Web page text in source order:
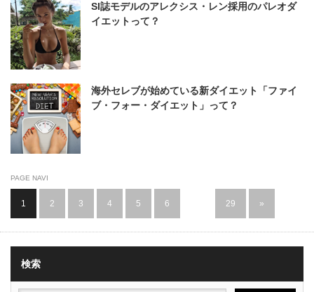
SI誌モデルのアレクシス・レン採用のパレオダ
イエットって？
海外セレブが始めている新ダイエット「ファイ
ブ・フォー・ダイエット」って？
PAGE NAVI
1 2 3 4 5 6 29 »
検索